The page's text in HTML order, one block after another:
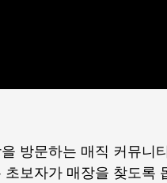
방문하는 매직 커뮤니
초보자가 매장을 찾도록